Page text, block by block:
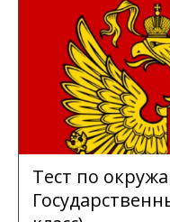
Тест по